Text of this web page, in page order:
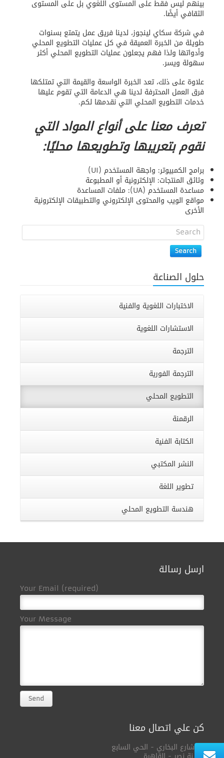
بينهم ليس فقط على المستوى اللغوي بل على المستوى
الثقافي أيضًا.
في شركة سكاي لينجوز، لدينا فريق عمل يتمتع بسنوات
طويلة من الخبرة العميقة في كل عمليات التطويع المحلي
وأدواتها ولذا فهم يجعلون عمليات التطويع المحلي أكثر
سهولة ويسر.
علاوة على ذلك، تعد الخبرة الواسعة والقيمة التي تمتلكها
فرق العمل المحترفة لدينا هي الدعامة التي تقوم عليها
خدمات التطويع المحلي التي نقدمها لكم.
تعرف معنا على أنواع المواد التي
نقوم بتعريبها وتطويعها محليًا:
برامج الكمبيوتر: واجهة المستخدم (UI)
وثائق المنتجات: الإلكترونية أو المطبوعة
مساعدة المستخدم (UA): ملفات المساعدة
مواقع الويب والمحتوى الإلكتروني والتطبيقات الإلكترونية
الأخرى
Search
حلول الصناعة
الاختبارات اللغوية والفنية
الاستشارات اللغوية
الترجمة
الترجمة الفورية
التطويع المحلي
الرقمنة
الكتابة الفنية
النشر المكتبي
تطوير اللغة
هندسة التطويع المحلي
ارسل رسالة
Your Email (required)
Your Message
كن علي اتصال معنا
12 شارع البخاري - الحي السابع